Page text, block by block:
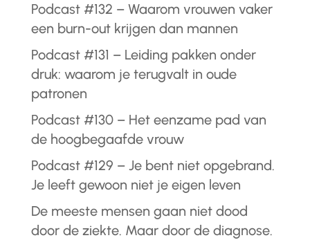
Podcast #132 – Waarom vrouwen vaker
een burn-out krijgen dan mannen
Podcast #131 – Leiding pakken onder
druk: waarom je terugvalt in oude
patronen
Podcast #130 – Het eenzame pad van
de hoogbegaafde vrouw
Podcast #129 – Je bent niet opgebrand.
Je leeft gewoon niet je eigen leven
De meeste mensen gaan niet dood
door de ziekte. Maar door de diagnose.